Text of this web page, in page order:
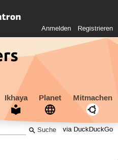
Anmelden Registrieren
Ikhaya Planet Mitmachen
via DuckDuckGo